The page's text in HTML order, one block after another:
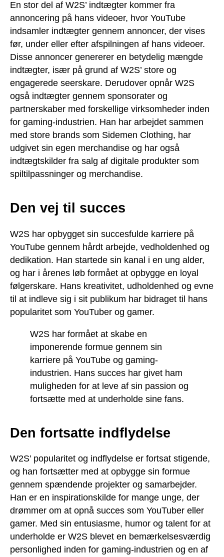
En stor del af W2S’ indtægter kommer fra
annoncering på hans videoer, hvor YouTube
indsamler indtægter gennem annoncer, der vises
før, under eller efter afspilningen af hans videoer.
Disse annoncer genererer en betydelig mængde
indtægter, især på grund af W2S’ store og
engagerede seerskare. Derudover opnår W2S
også indtægter gennem sponsorater og
partnerskaber med forskellige virksomheder inden
for gaming-industrien. Han har arbejdet sammen
med store brands som Sidemen Clothing, har
udgivet sin egen merchandise og har også
indtægtskilder fra salg af digitale produkter som
spiltilpassninger og merchandise.
Den vej til succes
W2S har opbygget sin succesfulde karriere på
YouTube gennem hårdt arbejde, vedholdenhed og
dedikation. Han startede sin kanal i en ung alder,
og har i årenes løb formået at opbygge en loyal
følgerskare. Hans kreativitet, udholdenhed og evne
til at indleve sig i sit publikum har bidraget til hans
popularitet som YouTuber og gamer.
W2S har formået at skabe en
imponerende formue gennem sin
karriere på YouTube og gaming-
industrien. Hans succes har givet ham
muligheden for at leve af sin passion og
fortsætte med at underholde sine fans.
Den fortsatte indflydelse
W2S’ popularitet og indflydelse er fortsat stigende,
og han fortsætter med at opbygge sin formue
gennem spændende projekter og samarbejder.
Han er en inspirationskilde for mange unge, der
drømmer om at opnå succes som YouTuber eller
gamer. Med sin entusiasme, humor og talent for at
underholde er W2S blevet en bemærkelsesværdig
personlighed inden for gaming-industrien og en af